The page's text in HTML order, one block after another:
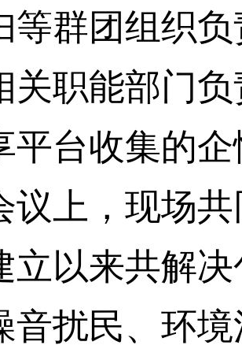
等群团组织
关职能部门
平台收集的
议上，现场
立以来共解
音扰民、环